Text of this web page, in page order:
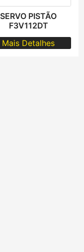
SERVO PISTÃO
F3V112DT
Mais Detalhes